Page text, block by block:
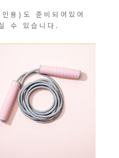
용)도 준비되어있어
수 있습니다.